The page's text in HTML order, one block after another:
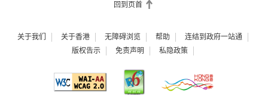
回到页首
关于我们 关于香港 无障碍浏览 帮助
连结到政府一站通
版权告示
免责声明 私隐政策